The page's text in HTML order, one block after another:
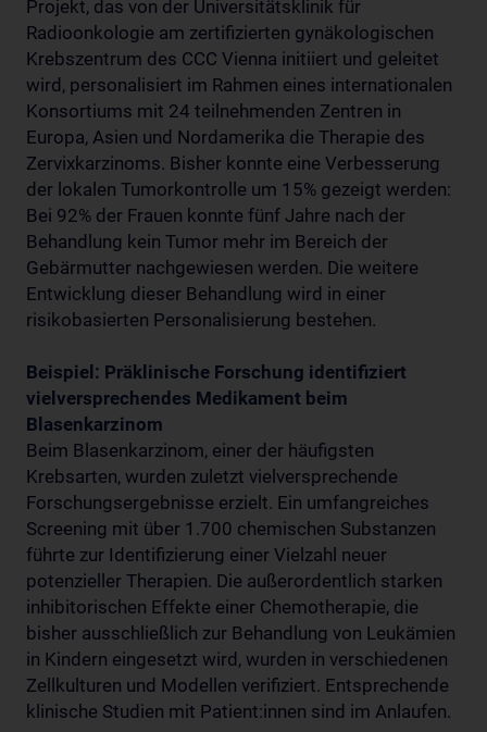
Projekt, das von der Universitätsklinik für
Radioonkologie am zertifizierten gynäkologischen
Krebszentrum des CCC Vienna initiiert und geleitet
wird, personalisiert im Rahmen eines internationalen
Konsortiums mit 24 teilnehmenden Zentren in
Europa, Asien und Nordamerika die Therapie des
Zervixkarzinoms. Bisher konnte eine Verbesserung
der lokalen Tumorkontrolle um 15% gezeigt werden:
Bei 92% der Frauen konnte fünf Jahre nach der
Behandlung kein Tumor mehr im Bereich der
Gebärmutter nachgewiesen werden. Die weitere
Entwicklung dieser Behandlung wird in einer
risikobasierten Personalisierung bestehen.
Beispiel: Präklinische Forschung identifiziert
vielversprechendes Medikament beim
Blasenkarzinom
Beim Blasenkarzinom, einer der häufigsten
Krebsarten, wurden zuletzt vielversprechende
Forschungsergebnisse erzielt. Ein umfangreiches
Screening mit über 1.700 chemischen Substanzen
führte zur Identifizierung einer Vielzahl neuer
potenzieller Therapien. Die außerordentlich starken
inhibitorischen Effekte einer Chemotherapie, die
bisher ausschließlich zur Behandlung von Leukämien
in Kindern eingesetzt wird, wurden in verschiedenen
Zellkulturen und Modellen verifiziert. Entsprechende
klinische Studien mit Patient:innen sind im Anlaufen.